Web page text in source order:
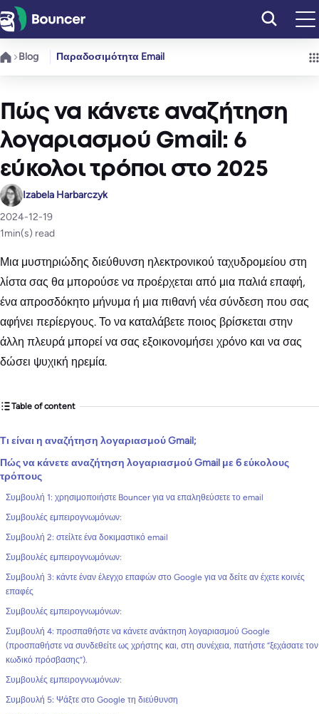
Μετάβαση
στο
περιεχόμενο
Blog Παραδοσιμότητα Email
Πώς να κάνετε αναζήτηση
λογαριασμού Gmail: 6
εύκολοι τρόποι στο 2025
Izabela Harbarczyk
2024-12-19
1min(s) read
Μια μυστηριώδης διεύθυνση ηλεκτρονικού ταχυδρομείου στη
λίστα σας θα μπορούσε να προέρχεται από μια παλιά επαφή,
ένα απροσδόκητο μήνυμα ή μια πιθανή νέα σύνδεση που σας
αφήνει περίεργους. Το να καταλάβετε ποιος βρίσκεται στην
άλλη πλευρά μπορεί να σας εξοικονομήσει χρόνο και να σας
δώσει ψυχική ηρεμία.
Table of content
Τι είναι η αναζήτηση λογαριασμού Gmail;
Πώς να κάνετε αναζήτηση λογαριασμού Gmail με 6 εύκολους
τρόπους
Συμβουλή 1: χρησιμοποιήστε Bouncer για να επαληθεύσετε το email
Συμβουλές εμπειρογνωμόνων:
Συμβουλή 2: στείλτε ένα δοκιμαστικό email
Συμβουλές εμπειρογνωμόνων:
Συμβουλή 3: κάντε έναν έλεγχο επαφών στο Google για να δείτε αν έχετε κοινές
επαφές
Συμβουλές εμπειρογνωμόνων:
Συμβουλή 4: προσπαθήστε να κάνετε ανάκτηση λογαριασμού Google
(προσπαθήστε να συνδεθείτε ως χρήστης και, στη συνέχεια, πατήστε “ξεχάσατε τον
κωδικό πρόσβασης”).
Συμβουλές εμπειρογνωμόνων:
Συμβουλή 5: Ψάξτε στο Google τη διεύθυνση